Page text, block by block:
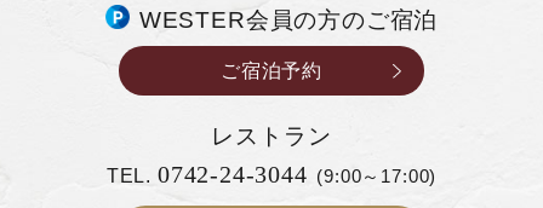
WESTER会員の方のご宿泊
ご宿泊予約
レストラン
TEL. 0742-24-3044 (9:00～17:00)